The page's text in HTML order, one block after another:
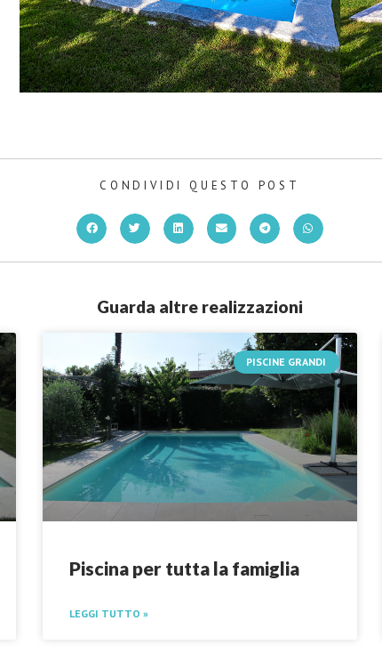
CONDIVIDI QUESTO POST
Guarda altre realizzazioni
PISCINE GRANDI
Piscina per tutta la famiglia
LEGGI TUTTO »